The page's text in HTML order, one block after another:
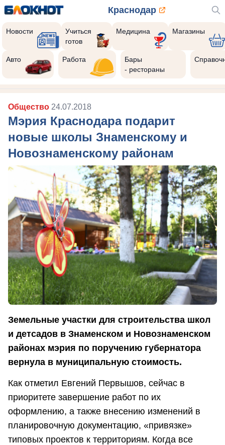
Краснодар
Новости
Учиться
готов
Медицина Магазины
Авто Работа
Бары
- рестораны
Общество 24.07.2018
Мэрия Краснодара подарит
новые школы Знаменскому и
Новознаменскому районам
Земельные участки для строительства школ
и детсадов в Знаменском и Новознаменском
районах мэрия по поручению губернатора
вернула в муниципальную стоимость.
Как отметил Евгений Первышов, сейчас в
приоритете завершение работ по их
оформлению, а также внесению изменений в
планировочную документацию, «привязке»
типовых проектов к территориям. Когда все